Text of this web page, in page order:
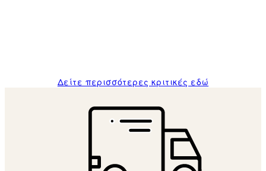
Δείτε περισσότερες κριτικές εδώ